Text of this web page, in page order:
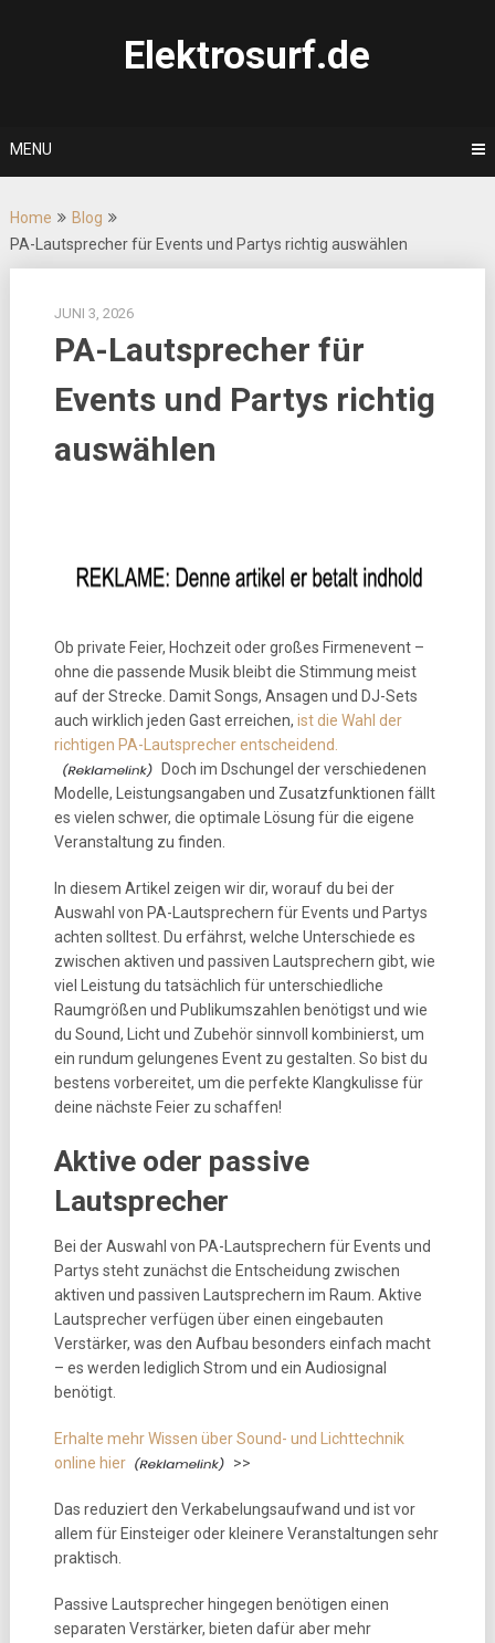
Elektrosurf.de
MENU
Home
Blog
PA-Lautsprecher für Events und Partys richtig auswählen
JUNI 3, 2026
PA-Lautsprecher für
Events und Partys richtig
auswählen
Ob private Feier, Hochzeit oder großes Firmenevent –
ohne die passende Musik bleibt die Stimmung meist
auf der Strecke. Damit Songs, Ansagen und DJ-Sets
auch wirklich jeden Gast erreichen, ist die Wahl der
richtigen PA-Lautsprecher entscheidend.
Doch im Dschungel der verschiedenen
Modelle, Leistungsangaben und Zusatzfunktionen fällt
es vielen schwer, die optimale Lösung für die eigene
Veranstaltung zu finden.
In diesem Artikel zeigen wir dir, worauf du bei der
Auswahl von PA-Lautsprechern für Events und Partys
achten solltest. Du erfährst, welche Unterschiede es
zwischen aktiven und passiven Lautsprechern gibt, wie
viel Leistung du tatsächlich für unterschiedliche
Raumgrößen und Publikumszahlen benötigst und wie
du Sound, Licht und Zubehör sinnvoll kombinierst, um
ein rundum gelungenes Event zu gestalten. So bist du
bestens vorbereitet, um die perfekte Klangkulisse für
deine nächste Feier zu schaffen!
Aktive oder passive
Lautsprecher
Bei der Auswahl von PA-Lautsprechern für Events und
Partys steht zunächst die Entscheidung zwischen
aktiven und passiven Lautsprechern im Raum. Aktive
Lautsprecher verfügen über einen eingebauten
Verstärker, was den Aufbau besonders einfach macht
– es werden lediglich Strom und ein Audiosignal
benötigt.
Erhalte mehr Wissen über Sound- und Lichttechnik
online hier
>>
Das reduziert den Verkabelungsaufwand und ist vor
allem für Einsteiger oder kleinere Veranstaltungen sehr
praktisch.
Passive Lautsprecher hingegen benötigen einen
separaten Verstärker, bieten dafür aber mehr